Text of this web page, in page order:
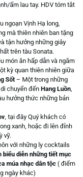
ấm lau tay. HDV tóm tắt
ngoạn Vịnh Hạ long,
mà thiên nhiên ban tặng
tận hưởng những giây
trên tàu Sonata.
món ăn hấp dẫn và ngắm
kỳ quan thiên nhiên giữa
Sốt – Một trong những
chuyển đến Hang Luồn
hưởng thức những bản
, tại đây Quý khách có
xanh, hoặc đi lên đỉnh
vỹ.
với những ly cocktails
biểu diễn những tiết mục
múa nhạc dân tộc ( điểm
ngày khác)